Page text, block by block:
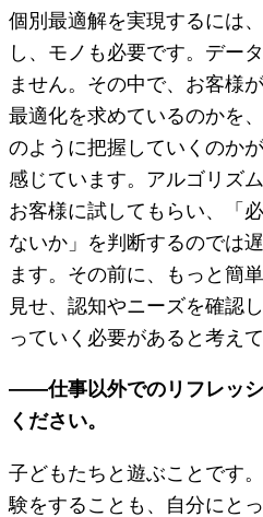
個別最適解を実現するには
し、モノも必要です。デー
ません。その中で、お客様
最適化を求めているのかを
のように把握していくのか
感じています。アルゴリズ
お客様に試してもらい、「
ないか」を判断するのでは
ます。その前に、もっと簡
見せ、認知やニーズを確認
っていく必要があると考えて
――仕事以外でのリフレッ
ください。
子どもたちと遊ぶことです
験をすることも、自分にと